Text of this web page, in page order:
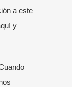
a este
y